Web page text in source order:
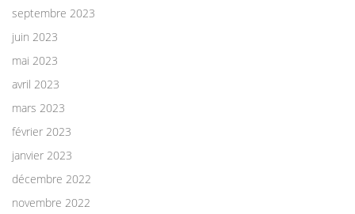
septembre 2023
juin 2023
mai 2023
avril 2023
mars 2023
février 2023
janvier 2023
décembre 2022
novembre 2022